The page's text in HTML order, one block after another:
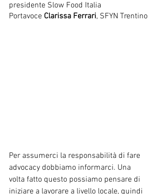
presidente Slow Food Italia
Portavoce Clarissa Ferrari, SFYN Trentino
Per assumerci la responsabilità di fare
advocacy dobbiamo informarci. Una
volta fatto questo possiamo pensare di
iniziare a lavorare a livello locale, quindi